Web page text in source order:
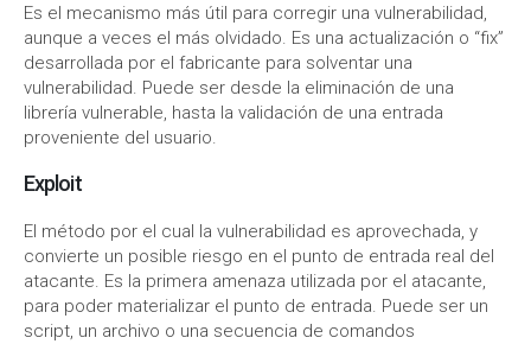
Es el mecanismo más útil para corregir una vulnerabilidad,
aunque a veces el más olvidado. Es una actualización o “fix”
desarrollada por el fabricante para solventar una
vulnerabilidad. Puede ser desde la eliminación de una
librería vulnerable, hasta la validación de una entrada
proveniente del usuario.
Exploit
El método por el cual la vulnerabilidad es aprovechada, y
convierte un posible riesgo en el punto de entrada real del
atacante. Es la primera amenaza utilizada por el atacante,
para poder materializar el punto de entrada. Puede ser un
script, un archivo o una secuencia de comandos